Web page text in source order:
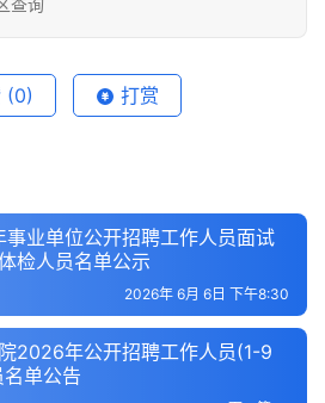
查询
(0) 打赏
业单位公开招聘工作人员面试
检人员名单公示
2026年 6月 6日 下午8:30
2026年公开招聘工作人员(1-9
单公告